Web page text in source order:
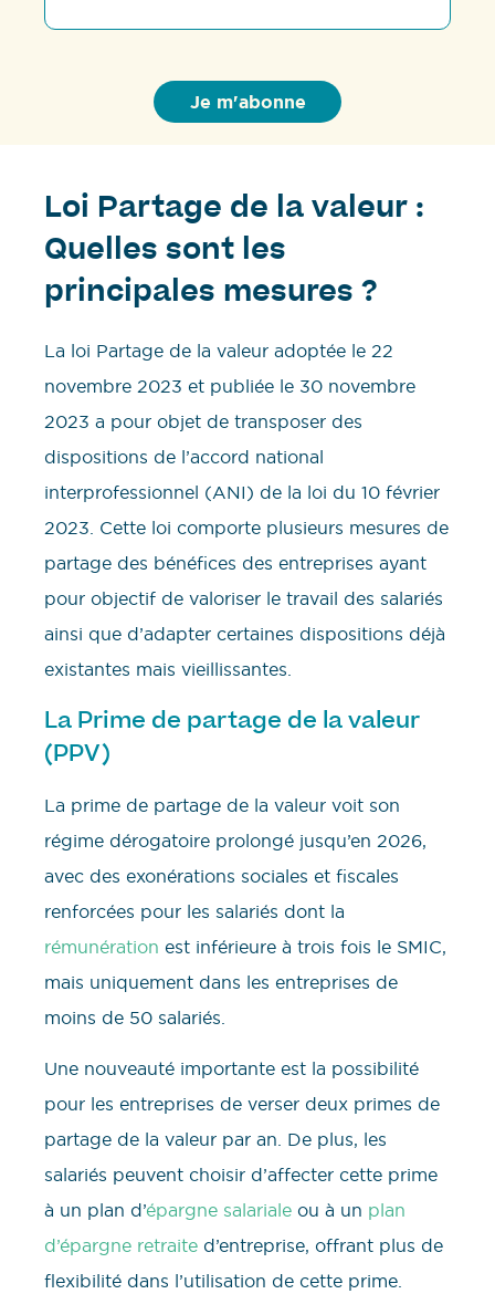
Loi Partage de la valeur :
Quelles sont les
principales mesures ?
La loi Partage de la valeur adoptée le 22
novembre 2023 et publiée le 30 novembre
2023 a pour objet de transposer des
dispositions de l’accord national
interprofessionnel (ANI) de la loi du 10 février
2023. Cette loi comporte plusieurs mesures de
partage des bénéfices des entreprises ayant
pour objectif de valoriser le travail des salariés
ainsi que d’adapter certaines dispositions déjà
existantes mais vieillissantes.
La Prime de partage de la valeur
(PPV)
La prime de partage de la valeur voit son
régime dérogatoire prolongé jusqu’en 2026,
avec des exonérations sociales et fiscales
renforcées pour les salariés dont la
rémunération est inférieure à trois fois le SMIC,
mais uniquement dans les entreprises de
moins de 50 salariés.
Une nouveauté importante est la possibilité
pour les entreprises de verser deux primes de
partage de la valeur par an. De plus, les
salariés peuvent choisir d’affecter cette prime
à un plan d’épargne salariale ou à un plan
d’épargne retraite d’entreprise, offrant plus de
flexibilité dans l’utilisation de cette prime.